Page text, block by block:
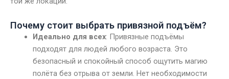
Почему стоит выбрать привязной подъём?
Идеально для всех: Привязные подъёмы
подходят для людей любого возраста. Это
безопасный и спокойный способ ощутить магию
полёта без отрыва от земли. Нет необходимости